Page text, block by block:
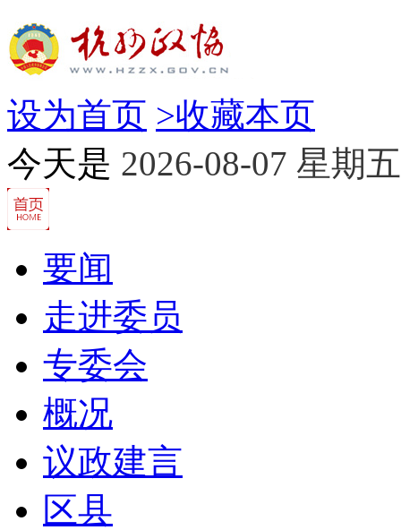
设为首页 >收藏本页
今天是 2026-08-07 星期五
要闻
走进委员
专委会
概况
议政建言
区县